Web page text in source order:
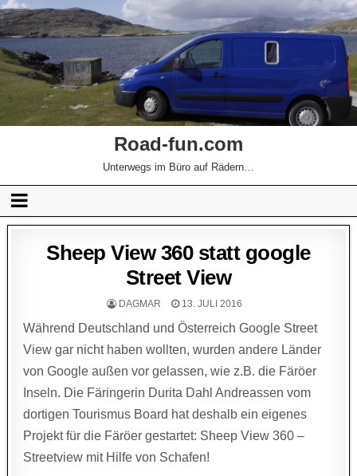
Road-fun.com
Unterwegs im Büro auf Rädern…
Sheep View 360 statt google
Street View
DAGMAR 13. JULI 2016
Während Deutschland und Österreich Google Street
View gar nicht haben wollten, wurden andere Länder
von Google außen vor gelassen, wie z.B. die Färöer
Inseln. Die Färingerin Durita Dahl Andreassen vom
dortigen Tourismus Board hat deshalb ein eigenes
Projekt für die Färöer gestartet: Sheep View 360 –
Streetview mit Hilfe von Schafen!